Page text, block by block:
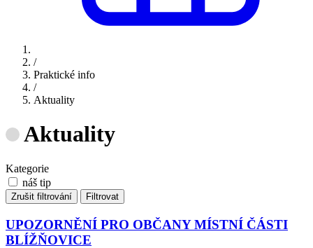
/
Praktické info
/
Aktuality
Aktuality
Kategorie
náš tip
Zrušit filtrování Filtrovat
UPOZORNĚNÍ PRO OBČANY MÍSTNÍ ČÁSTI
BLÍŽŇOVICE